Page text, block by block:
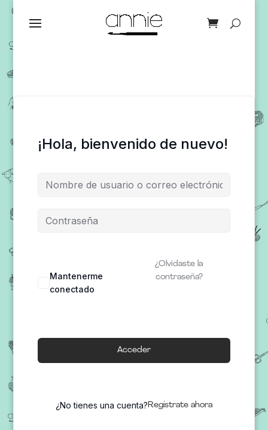
¡Hola, bienvenido de nuevo!
Mantenerme
conectado
¿Olvidaste la
contraseña?
Acceder
¿No tienes una cuenta?Regístrate ahora